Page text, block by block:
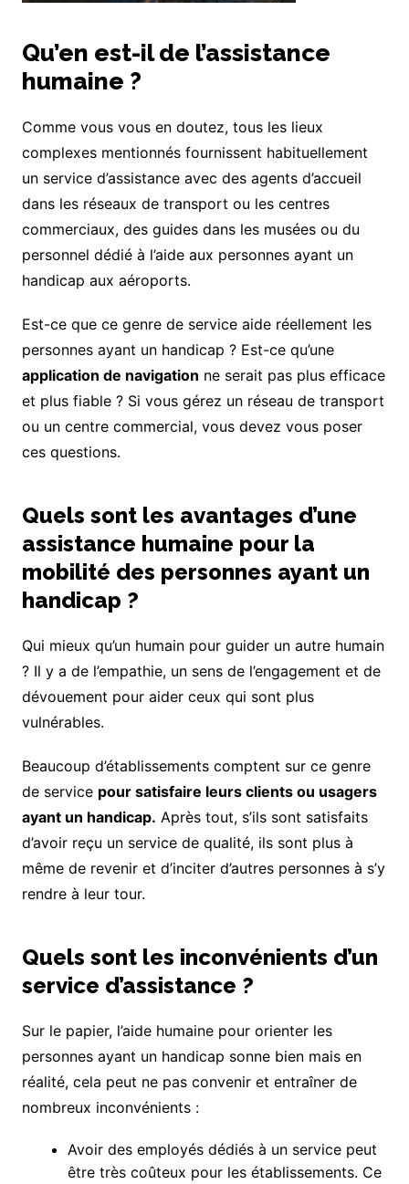
Qu’en est-il de l’assistance
humaine ?
Comme vous vous en doutez, tous les lieux
complexes mentionnés fournissent habituellement
un service d’assistance avec des agents d’accueil
dans les réseaux de transport ou les centres
commerciaux, des guides dans les musées ou du
personnel dédié à l’aide aux personnes ayant un
handicap aux aéroports.
Est-ce que ce genre de service aide réellement les
personnes ayant un handicap ? Est-ce qu’une
application de navigation ne serait pas plus efficace
et plus fiable ? Si vous gérez un réseau de transport
ou un centre commercial, vous devez vous poser
ces questions.
Quels sont les avantages d’une
assistance humaine pour la
mobilité des personnes ayant un
handicap ?
Qui mieux qu’un humain pour guider un autre humain
? Il y a de l’empathie, un sens de l’engagement et de
dévouement pour aider ceux qui sont plus
vulnérables.
Beaucoup d’établissements comptent sur ce genre
de service pour satisfaire leurs clients ou usagers
ayant un handicap. Après tout, s’ils sont satisfaits
d’avoir reçu un service de qualité, ils sont plus à
même de revenir et d’inciter d’autres personnes à s’y
rendre à leur tour.
Quels sont les inconvénients d’un
service d’assistance ?
Sur le papier, l’aide humaine pour orienter les
personnes ayant un handicap sonne bien mais en
réalité, cela peut ne pas convenir et entraîner de
nombreux inconvénients :
Avoir des employés dédiés à un service peut
être très coûteux pour les établissements. Ce